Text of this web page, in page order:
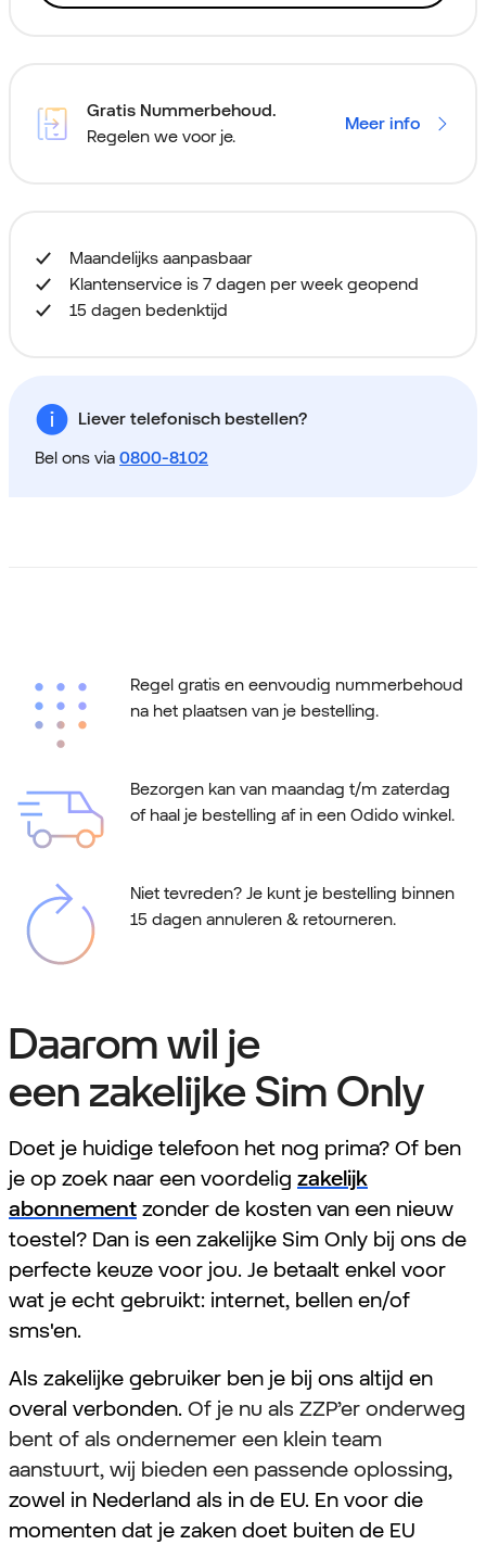
Gratis Nummerbehoud.
Regelen we voor je.
Meer info
Maandelijks aanpasbaar
Klantenservice is 7 dagen per week geopend
15 dagen bedenktijd
Liever telefonisch bestellen?
Bel ons via 0800-8102
Regel gratis en eenvoudig nummerbehoud
na het plaatsen van je bestelling.
Bezorgen kan van maandag t/m zaterdag
of haal je bestelling af in een Odido winkel.
Niet tevreden? Je kunt je bestelling binnen
15 dagen annuleren & retourneren.
Daarom wil je
een zakelijke Sim Only
Doet je huidige telefoon het nog prima? Of ben
je op zoek naar een voordelig zakelijk
abonnement zonder de kosten van een nieuw
toestel? Dan is een zakelijke Sim Only bij ons de
perfecte keuze voor jou. Je betaalt enkel voor
wat je echt gebruikt: internet, bellen en/of
sms'en.
Als zakelijke gebruiker ben je bij ons altijd en
overal verbonden. Of je nu als ZZP’er onderweg
bent of als ondernemer een klein team
aanstuurt, wij bieden een passende oplossing,
zowel in Nederland als in de EU. En voor die
momenten dat je zaken doet buiten de EU